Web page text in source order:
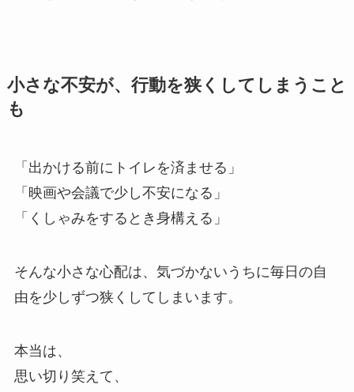
小さな不安が、行動を狭くしてしまうこと
も
「出かける前にトイレを済ませる」
「映画や会議で少し不安になる」
「くしゃみをするとき身構える」
そんな小さな心配は、気づかないうちに毎日の自
由を少しずつ狭くしてしまいます。
本当は、
思い切り笑えて、